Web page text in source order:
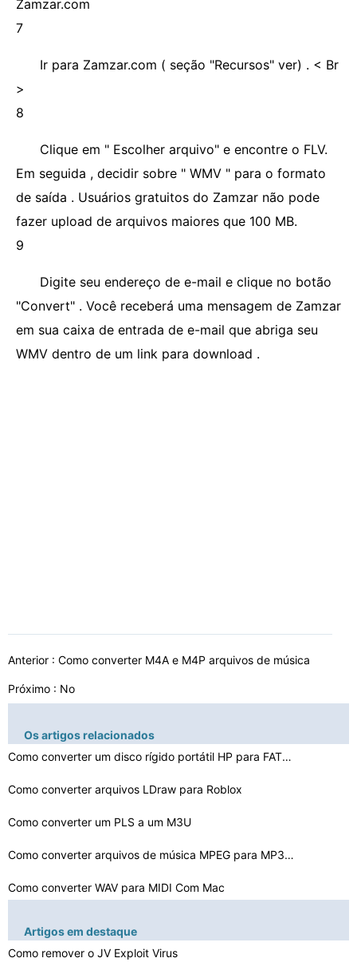
Zamzar.com
7
Ir para Zamzar.com ( seção "Recursos" ver) . < Br
>
8
Clique em " Escolher arquivo" e encontre o FLV.
Em seguida , decidir sobre " WMV " para o formato
de saída . Usuários gratuitos do Zamzar não pode
fazer upload de arquivos maiores que 100 MB.
9
Digite seu endereço de e-mail e clique no botão
"Convert" . Você receberá uma mensagem de Zamzar
em sua caixa de entrada de e-mail que abriga seu
WMV dentro de um link para download .
Anterior : Como converter M4A e M4P arquivos de música
Próximo : No
Os artigos relacionados
Como converter um disco rígido portátil HP para FAT32…
Como converter arquivos LDraw para Roblox
Como converter um PLS a um M3U
Como converter arquivos de música MPEG para MP3 no Ner…
Como converter WAV para MIDI Com Mac
Artigos em destaque
Como remover o JV Exploit Virus